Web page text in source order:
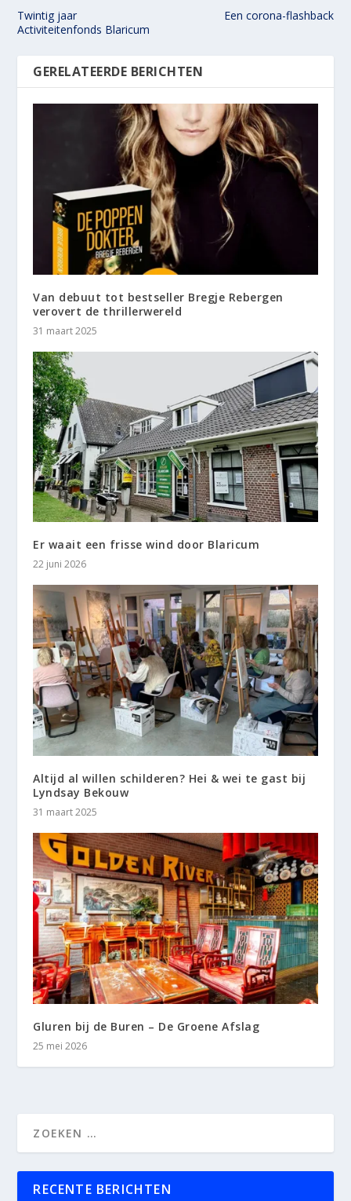
Twintig jaar
Activiteitenfonds Blaricum
Een corona-flashback
GERELATEERDE BERICHTEN
Van debuut tot bestseller Bregje Rebergen
verovert de thrillerwereld
31 maart 2025
Er waait een frisse wind door Blaricum
22 juni 2026
Altijd al willen schilderen? Hei & wei te gast bij
Lyndsay Bekouw
31 maart 2025
Gluren bij de Buren – De Groene Afslag
25 mei 2026
RECENTE BERICHTEN